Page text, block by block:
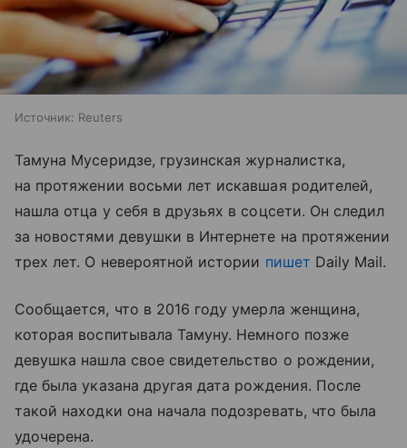
Источник: Reuters
Тамуна Мусеридзе, грузинская журналистка,
на протяжении восьми лет искавшая родителей,
нашла отца у себя в друзьях в соцсети. Он следил
за новостями девушки в Интернете на протяжении
трех лет. О невероятной истории пишет Daily Mail.
Сообщается, что в 2016 году умерла женщина,
которая воспитывала Тамуну. Немного позже
девушка нашла свое свидетельство о рождении,
где была указана другая дата рождения. После
такой находки она начала подозревать, что была
удочерена.